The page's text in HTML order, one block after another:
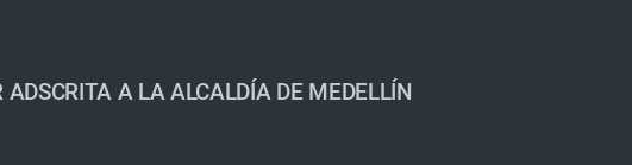
A LA ALCALDÍA DE MEDELLÍN